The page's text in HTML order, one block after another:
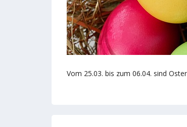
Vom 25.03. bis zum 06.04. sind